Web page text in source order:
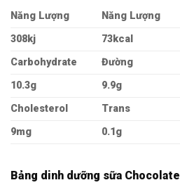
Năng Lượng Năng Lượng
308kj
73kcal
Carbohydrate
Đường
10.3g
9.9g
Cholesterol
Trans
9mg
0.1g
Bảng dinh dưỡng sữa Chocolate